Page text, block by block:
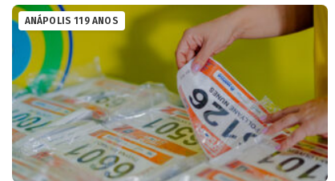
ANÁPOLIS 119 ANOS